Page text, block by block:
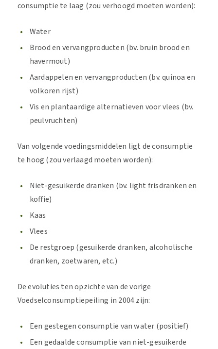
consumptie te laag (zou verhoogd moeten worden):
Water
Brood en vervangproducten (bv. bruin brood en
havermout)
Aardappelen en vervangproducten (bv. quinoa en
volkoren rijst)
Vis en plantaardige alternatieven voor vlees (bv.
peulvruchten)
Van volgende voedingsmiddelen ligt de consumptie
te hoog (zou verlaagd moeten worden):
Niet-gesuikerde dranken (bv. light frisdranken en
koffie)
Kaas
Vlees
De restgroep (gesuikerde dranken, alcoholische
dranken, zoetwaren, etc.)
De evoluties ten opzichte van de vorige
Voedselconsumptiepeiling in 2004 zijn:
Een gestegen consumptie van water (positief)
Een gedaalde consumptie van niet-gesuikerde